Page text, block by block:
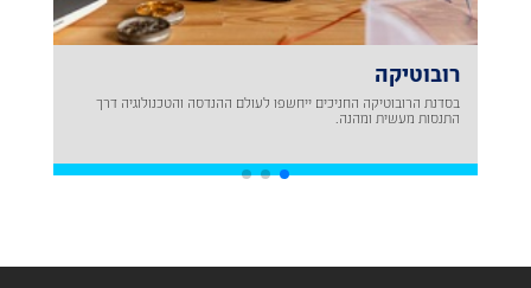
רובוטיקה
בסדנת הרובוטיקה החניכים ייחשפו לעולם ההנדסה והטכנולוגיה דרך
התנסות מעשית ומהנה.